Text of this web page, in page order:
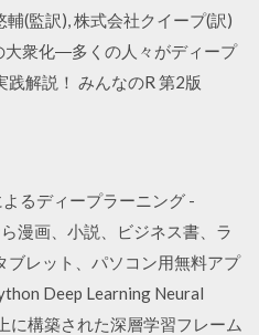
(監訳), 株式会社クイープ(訳)
大衆化―多くの人々がディープ
解説！ みんなのR 第2版
るディープラーニング -
漫画、小説、ビジネス書、ラ
ブレット、パソコン用無料アプ
Deep Learning Neural
構築された深層学習フレーム